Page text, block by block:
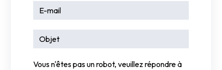
Vous n'êtes pas un robot, veuillez répondre à